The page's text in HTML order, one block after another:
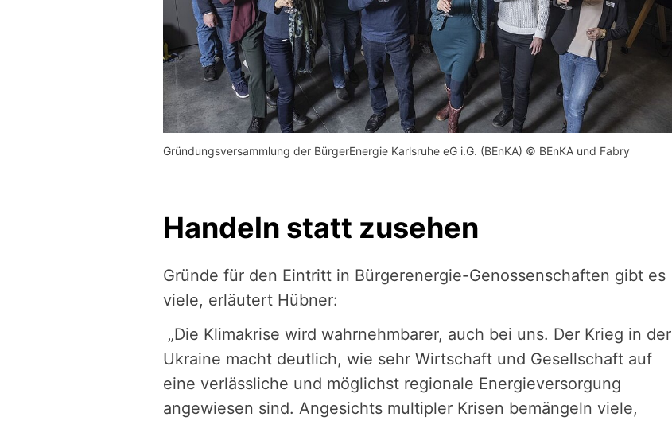
Gründungsversammlung der BürgerEnergie Karlsruhe eG i.G. (BEnKA) © BEnKA und Fabry
Handeln statt zusehen
Gründe für den Eintritt in Bürgerenergie-Genossenschaften gibt es
viele, erläutert Hübner:
„Die Klimakrise wird wahrnehmbarer, auch bei uns. Der Krieg in der
Ukraine macht deutlich, wie sehr Wirtschaft und Gesellschaft auf
eine verlässliche und möglichst regionale Energieversorgung
angewiesen sind. Angesichts multipler Krisen bemängeln viele,